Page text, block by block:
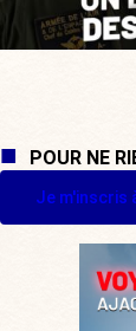
POUR NE
Je m'inscris